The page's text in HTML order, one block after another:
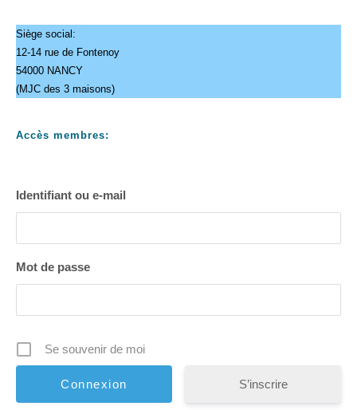
Siège social:
12-14 rue de Fontenoy
54000 NANCY
(MJC des 3 maisons)
Accès membres:
Identifiant ou e-mail
Mot de passe
Se souvenir de moi
S’inscrire